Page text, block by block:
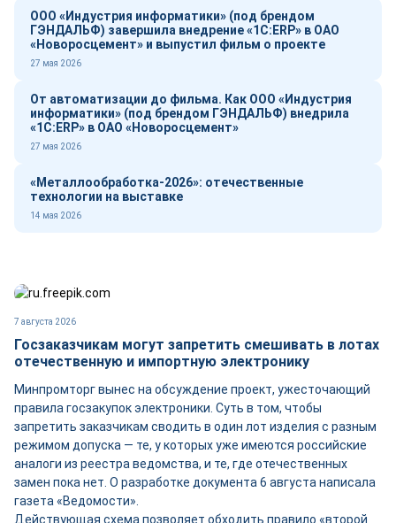
ООО «Индустрия информатики» (под брендом
ГЭНДАЛЬФ) завершила внедрение «1С:ERP» в ОАО
«Новоросцемент» и выпустил фильм о проекте
27 мая 2026
От автоматизации до фильма. Как ООО «Индустрия
информатики» (под брендом ГЭНДАЛЬФ) внедрила
«1С:ERP» в ОАО «Новоросцемент»
27 мая 2026
«Металлообработка-2026»: отечественные
технологии на выставке
14 мая 2026
7 августа 2026
Госзаказчикам могут запретить смешивать в лотах
отечественную и импортную электронику
Минпромторг вынес на обсуждение проект, ужесточающий
правила госзакупок электроники. Суть в том, чтобы
запретить заказчикам сводить в один лот изделия с разным
режимом допуска — те, у которых уже имеются российские
аналоги из реестра ведомства, и те, где отечественных
замен пока нет. О разработке документа 6 августа написала
газета «Ведомости».
Действующая схема позволяет обходить правило «второй